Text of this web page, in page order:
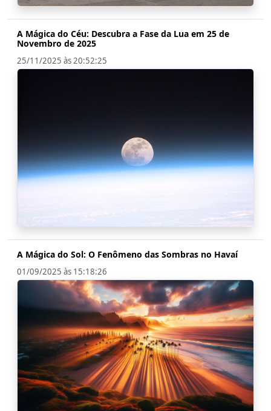
A Mágica do Céu: Descubra a Fase da Lua em 25 de
Novembro de 2025
25/11/2025 às 20:52:25
A Mágica do Sol: O Fenômeno das Sombras no Havaí
01/09/2025 às 15:18:26